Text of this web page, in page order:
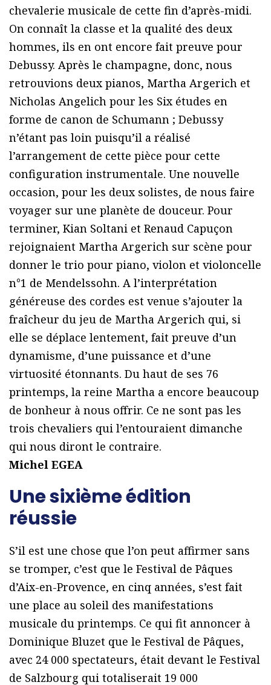
chevalerie musicale de cette fin d’après-midi.
On connaît la classe et la qualité des deux
hommes, ils en ont encore fait preuve pour
Debussy. Après le champagne, donc, nous
retrouvions deux pianos, Martha Argerich et
Nicholas Angelich pour les Six études en
forme de canon de Schumann ; Debussy
n’étant pas loin puisqu’il a réalisé
l’arrangement de cette pièce pour cette
configuration instrumentale. Une nouvelle
occasion, pour les deux solistes, de nous faire
voyager sur une planète de douceur. Pour
terminer, Kian Soltani et Renaud Capuçon
rejoignaient Martha Argerich sur scène pour
donner le trio pour piano, violon et violoncelle
n°1 de Mendelssohn. A l’interprétation
généreuse des cordes est venue s’ajouter la
fraîcheur du jeu de Martha Argerich qui, si
elle se déplace lentement, fait preuve d’un
dynamisme, d’une puissance et d’une
virtuosité étonnants. Du haut de ses 76
printemps, la reine Martha a encore beaucoup
de bonheur à nous offrir. Ce ne sont pas les
trois chevaliers qui l’entouraient dimanche
qui nous diront le contraire.
Michel EGEA
Une sixième édition
réussie
S’il est une chose que l’on peut affirmer sans
se tromper, c’est que le Festival de Pâques
d’Aix-en-Provence, en cinq années, s’est fait
une place au soleil des manifestations
musicale du printemps. Ce qui fit annoncer à
Dominique Bluzet que le Festival de Pâques,
avec 24 000 spectateurs, était devant le Festival
de Salzbourg qui totaliserait 19 000